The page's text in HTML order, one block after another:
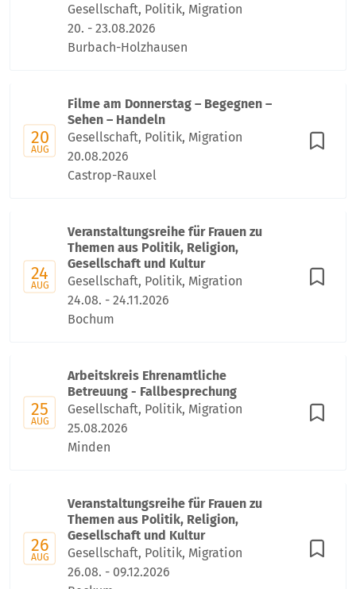
Gesellschaft, Politik, Migration
20. - 23.08.2026
Burbach-Holzhausen
20
AUG
Filme am Donnerstag – Begegnen –
Sehen – Handeln
Gesellschaft, Politik, Migration
20.08.2026
Castrop-Rauxel
24
AUG
Veranstaltungsreihe für Frauen zu
Themen aus Politik, Religion,
Gesellschaft und Kultur
Gesellschaft, Politik, Migration
24.08. - 24.11.2026
Bochum
25
AUG
Arbeitskreis Ehrenamtliche
Betreuung - Fallbesprechung
Gesellschaft, Politik, Migration
25.08.2026
Minden
26
AUG
Veranstaltungsreihe für Frauen zu
Themen aus Politik, Religion,
Gesellschaft und Kultur
Gesellschaft, Politik, Migration
26.08. - 09.12.2026